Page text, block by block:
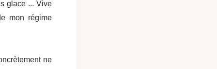
glace ... Vive
mon régime
ne